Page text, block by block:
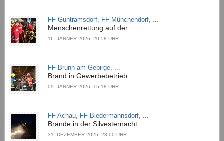
FF Guntramsdorf, FF Münchendorf, ...
Menschenrettung auf der ...
16. JÄNNER 2026, 20:58 UHR
FF Brunn am Gebirge, ...
Brand in Gewerbebetrieb
09. JÄNNER 2026, 15:18 UHR
FF Achau, FF Biedermannsdorf, ...
Brände in der Silvesternacht
31. DEZEMBER 2025, 23:00 UHR